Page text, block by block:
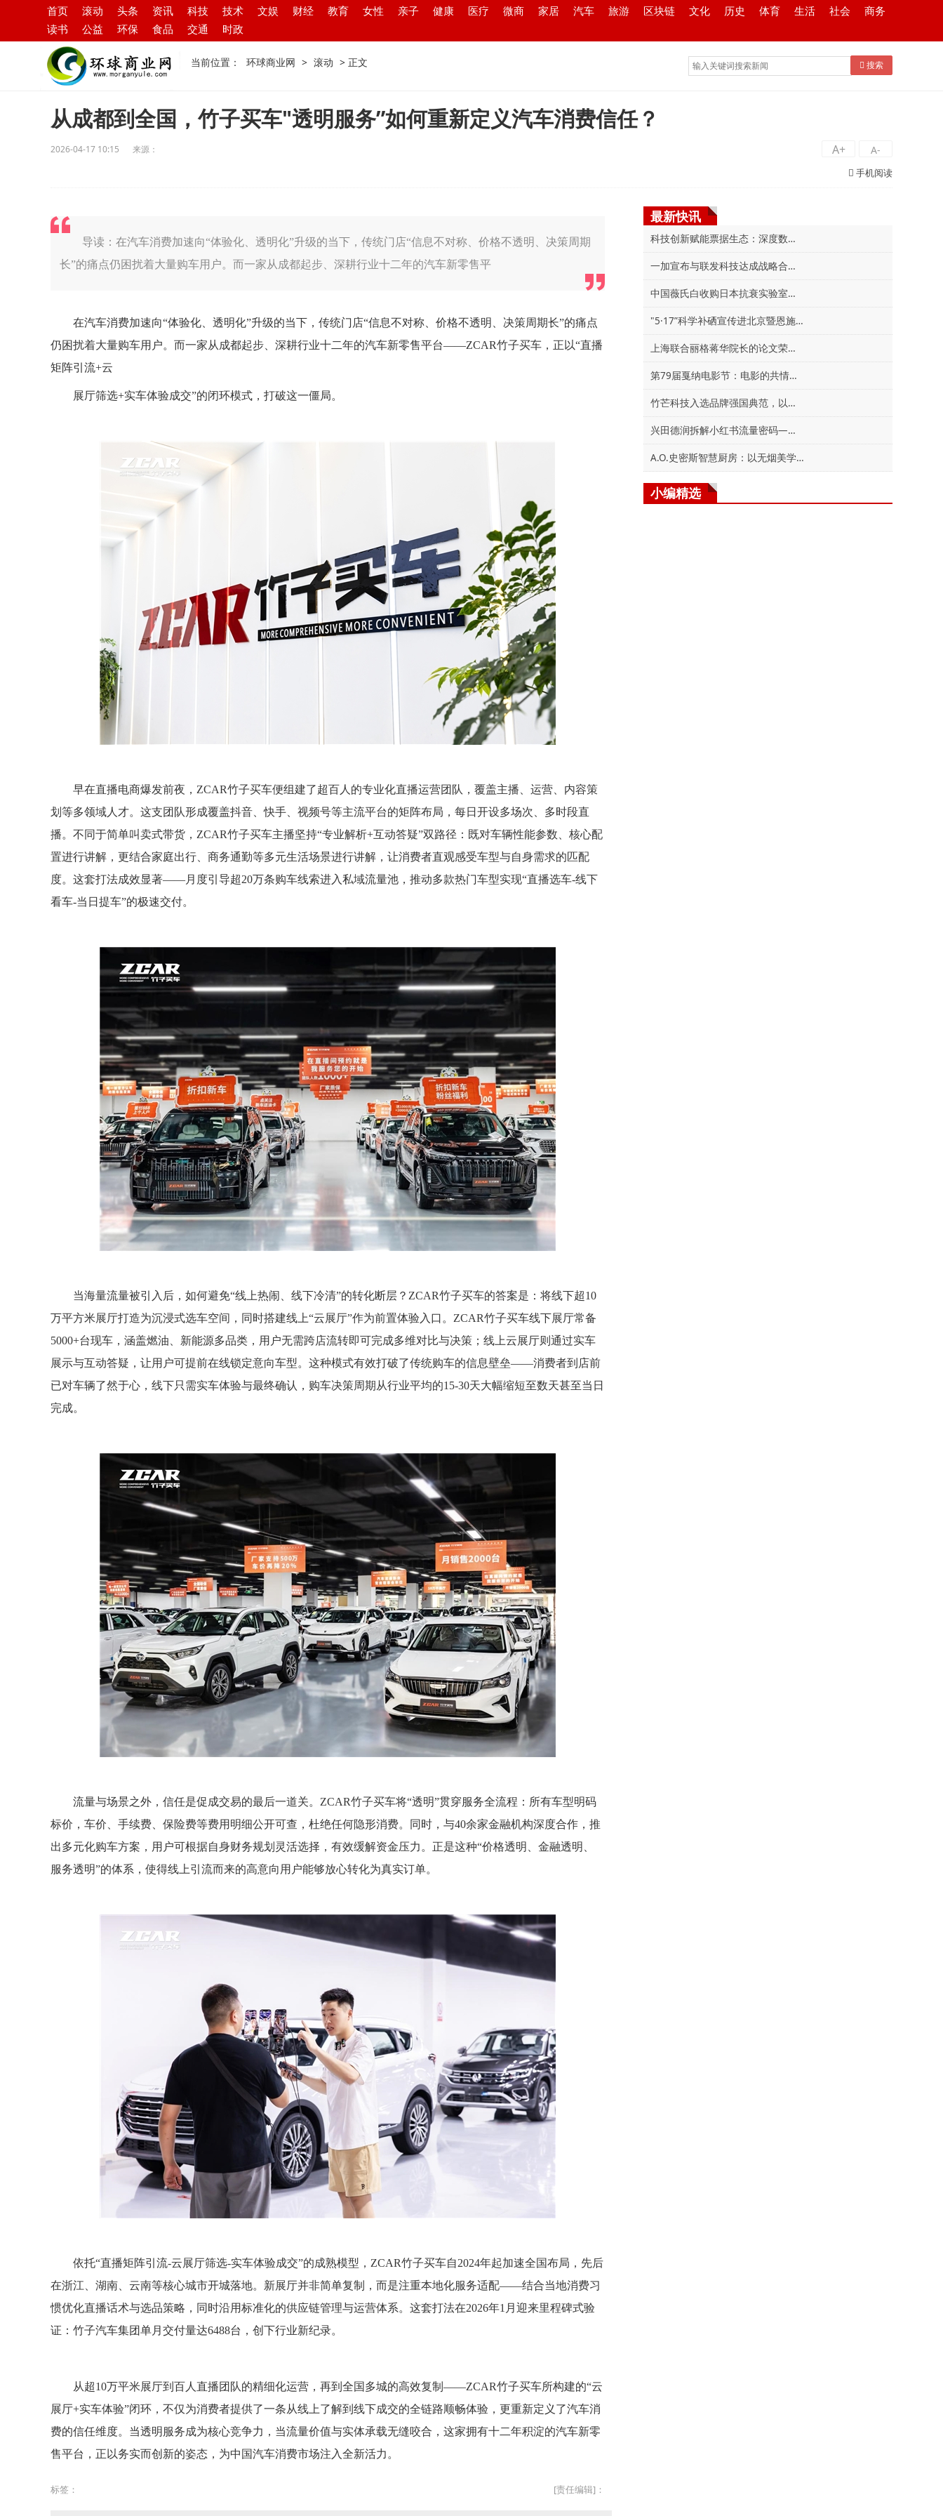
首页 滚动 头条 资讯 科技 技术 文娱 财经 教育 女性 亲子 健康 医疗 微商 家居 汽车 旅游 区块链 文化 历史 体育 生活 社会
商务
读书
公益 环保 食品 交通 时政
当前位置： 环球商业网 > 滚动 > 正文 搜索
从成都到全国，竹子买车"透明服务”如何重新定义汽车消费信任？
2026-04-17 10:15 来源： A+ A-
手机阅读
导读：在汽车消费加速向“体验化、透明化”升级的当下，传统门店“信息不对称、价格不透明、决策周期
长”的痛点仍困扰着大量购车用户。而一家从成都起步、深耕行业十二年的汽车新零售平
在汽车消费加速向“体验化、透明化”升级的当下，传统门店“信息不对称、价格不透明、决策周期长”的痛点
仍困扰着大量购车用户。而一家从成都起步、深耕行业十二年的汽车新零售平台——ZCAR竹子买车，正以“直播
矩阵引流+云
展厅筛选+实车体验成交”的闭环模式，打破这一僵局。
早在直播电商爆发前夜，ZCAR竹子买车便组建了超百人的专业化直播运营团队，覆盖主播、运营、内容策
划等多领域人才。这支团队形成覆盖抖音、快手、视频号等主流平台的矩阵布局，每日开设多场次、多时段直
播。不同于简单叫卖式带货，ZCAR竹子买车主播坚持“专业解析+互动答疑”双路径：既对车辆性能参数、核心配
置进行讲解，更结合家庭出行、商务通勤等多元生活场景进行讲解，让消费者直观感受车型与自身需求的匹配
度。这套打法成效显著——月度引导超20万条购车线索进入私域流量池，推动多款热门车型实现“直播选车-线下
看车-当日提车”的极速交付。
当海量流量被引入后，如何避免“线上热闹、线下冷清”的转化断层？ZCAR竹子买车的答案是：将线下超10
万平方米展厅打造为沉浸式选车空间，同时搭建线上“云展厅”作为前置体验入口。ZCAR竹子买车线下展厅常备
5000+台现车，涵盖燃油、新能源多品类，用户无需跨店流转即可完成多维对比与决策；线上云展厅则通过实车
展示与互动答疑，让用户可提前在线锁定意向车型。这种模式有效打破了传统购车的信息壁垒——消费者到店前
已对车辆了然于心，线下只需实车体验与最终确认，购车决策周期从行业平均的15-30天大幅缩短至数天甚至当日
完成。
流量与场景之外，信任是促成交易的最后一道关。ZCAR竹子买车将“透明”贯穿服务全流程：所有车型明码
标价，车价、手续费、保险费等费用明细公开可查，杜绝任何隐形消费。同时，与40余家金融机构深度合作，推
出多元化购车方案，用户可根据自身财务规划灵活选择，有效缓解资金压力。正是这种“价格透明、金融透明、
服务透明”的体系，使得线上引流而来的高意向用户能够放心转化为真实订单。
依托“直播矩阵引流-云展厅筛选-实车体验成交”的成熟模型，ZCAR竹子买车自2024年起加速全国布局，先后
在浙江、湖南、云南等核心城市开城落地。新展厅并非简单复制，而是注重本地化服务适配——结合当地消费习
惯优化直播话术与选品策略，同时沿用标准化的供应链管理与运营体系。这套打法在2026年1月迎来里程碑式验
证：竹子汽车集团单月交付量达6488台，创下行业新纪录。
从超10万平米展厅到百人直播团队的精细化运营，再到全国多城的高效复制——ZCAR竹子买车所构建的“云
展厅+实车体验”闭环，不仅为消费者提供了一条从线上了解到线下成交的全链路顺畅体验，更重新定义了汽车消
费的信任维度。当透明服务成为核心竞争力，当流量价值与实体承载无缝咬合，这家拥有十二年积淀的汽车新零
售平台，正以务实而创新的姿态，为中国汽车消费市场注入全新活力。
标签： [责任编辑]：
最新快讯
科技创新赋能票据生态：深度数科助力中小微，推
一加宣布与联发科技达成战略合作，首次将「风驰
中国薇氏白收购日本抗衰实验室品牌VSH，推动品牌
"5·17”科学补硒宣传进北京暨恩施硒产业推介活
上海联合丽格蒋华院长的论文荣登学术期刊，获得
第79届戛纳电影节：电影的共情力量
竹芒科技入选品牌强国典范，以创新实力引领充电
兴田德润拆解小红书流量密码——爆款笔记
A.O.史密斯智慧厨房：以无烟美学守护女性力量，
小编精选